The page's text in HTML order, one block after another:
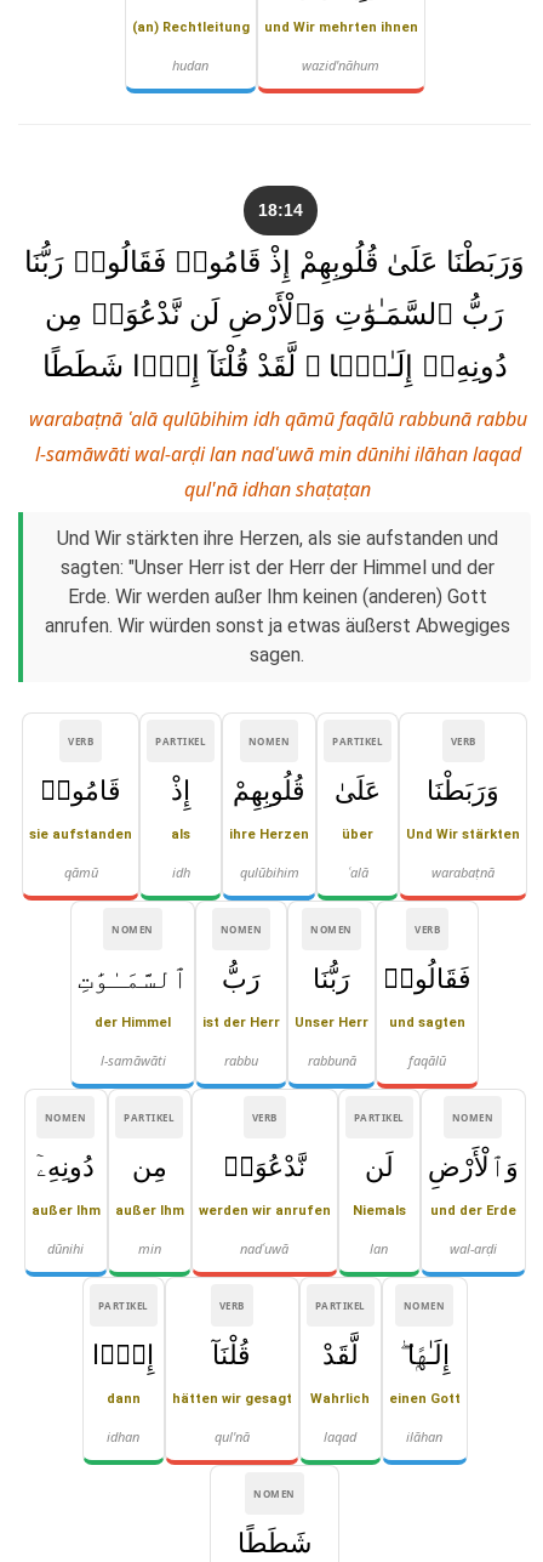
und Wir mehrten ihnen
wazid'nāhum
(an) Rechtleitung
hudan
18:14
وَرَبَطْنَا عَلَىٰ قُلُوبِهِمْ إِذْ قَامُوا۟ فَقَالُوا۟ رَبُّنَا
رَبُّ ٱلسَّمَـٰوَٰتِ وَٱلْأَرْضِ لَن نَّدْعُوَا۟ مِن
دُونِهِۦٓ إِلَـٰهًۭا ۖ لَّقَدْ قُلْنَآ إِذًۭا شَطَطًا
warabaṭnā ʿalā qulūbihim idh qāmū faqālū rabbunā rabbu
l-samāwāti wal-arḍi lan nadʿuwā min dūnihi ilāhan laqad
qul'nā idhan shaṭaṭan
Und Wir stärkten ihre Herzen, als sie aufstanden und
sagten: "Unser Herr ist der Herr der Himmel und der
Erde. Wir werden außer Ihm keinen (anderen) Gott
anrufen. Wir würden sonst ja etwas äußerst Abwegiges
sagen.
VERB
وَرَبَطْنَا
Und Wir stärkten
warabaṭnā
PARTIKEL
عَلَىٰ
über
ʿalā
NOMEN
قُلُوبِهِمْ
ihre Herzen
qulūbihim
PARTIKEL
إِذْ
als
idh
VERB
قَامُوا۟
sie aufstanden
qāmū
VERB
فَقَالُوا۟
und sagten
faqālū
NOMEN
رَبُّنَا
Unser Herr
rabbunā
NOMEN
رَبُّ
ist der Herr
rabbu
NOMEN
ٱلسَّمَـٰوَٰتِ
der Himmel
l-samāwāti
NOMEN
وَٱلْأَرْضِ
und der Erde
wal-arḍi
PARTIKEL
لَن
Niemals
lan
VERB
نَّدْعُوَا۟
werden wir anrufen
nadʿuwā
PARTIKEL
مِن
außer Ihm
min
NOMEN
دُونِهِۦٓ
außer Ihm
dūnihi
NOMEN
إِلَـٰهًۭا ۖ
einen Gott
ilāhan
PARTIKEL
لَّقَدْ
Wahrlich
laqad
VERB
قُلْنَآ
hätten wir gesagt
qul'nā
PARTIKEL
إِذًۭا
dann
idhan
NOMEN
شَطَطًا